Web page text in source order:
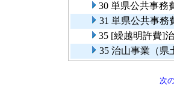
30 単県公共事務
31 単県公共事務
35 [繰越明許費]
35 治山事業（県
次